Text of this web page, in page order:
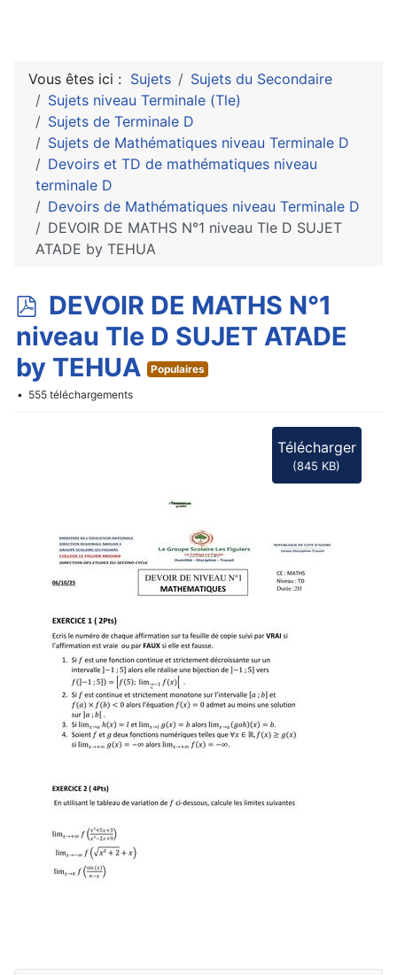
Vous êtes ici : Sujets
Sujets du Secondaire
Sujets niveau Terminale (Tle)
Sujets de Terminale D
Sujets de Mathématiques niveau Terminale D
Devoirs et TD de mathématiques niveau
terminale D
Devoirs de Mathématiques niveau Terminale D
DEVOIR DE MATHS N°1 niveau Tle D SUJET
ATADE by TEHUA
p
d
f
DEVOIR DE MATHS N°1
niveau Tle D SUJET ATADE
by TEHUA
Populaires
555 téléchargements
Télécharger
(845 KB)